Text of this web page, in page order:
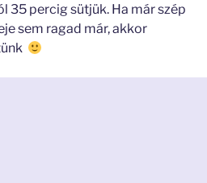
35 percig sütjük. Ha már szép
sem ragad már, akkor